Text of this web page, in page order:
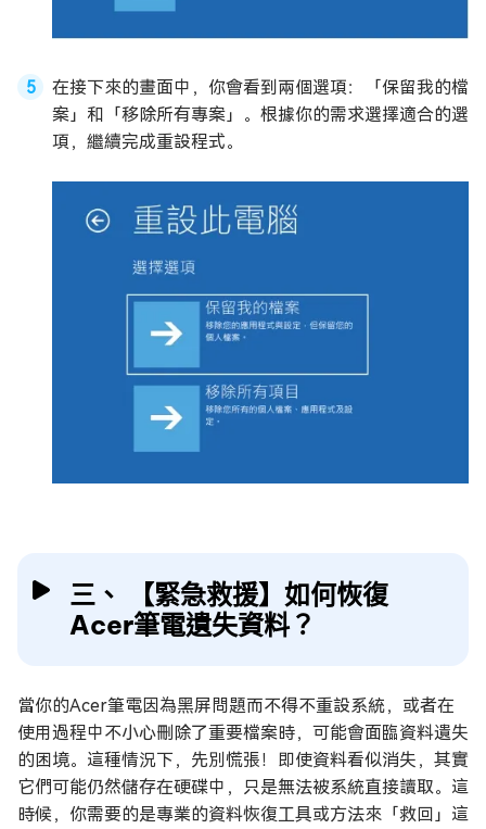
在接下來的畫面中，你會看到兩個選項：「保留我的檔
案」和「移除所有專案」。根據你的需求選擇適合的選
項，繼續完成重設程式。
三、 【緊急救援】如何恢復
Acer筆電遺失資料？
當你的Acer筆電因為黑屏問題而不得不重設系統，或者在
使用過程中不小心刪除了重要檔案時，可能會面臨資料遺失
的困境。這種情況下，先別慌張！即使資料看似消失，其實
它們可能仍然儲存在硬碟中，只是無法被系統直接讀取。這
時候，你需要的是專業的資料恢復工具或方法來「救回」這